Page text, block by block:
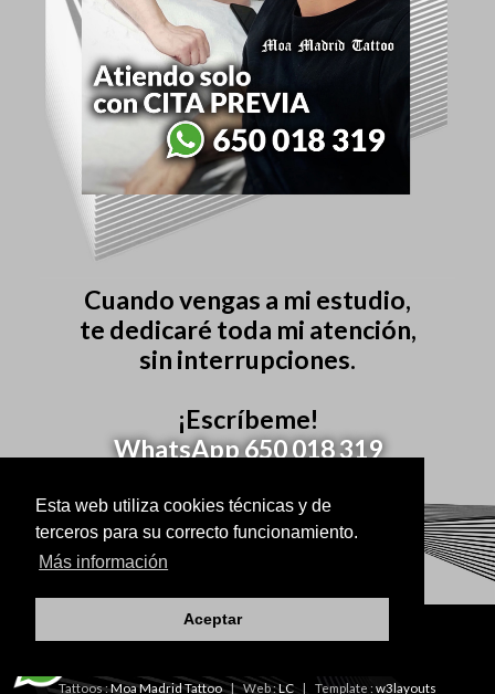
Esta web utiliza cookies técnicas y de
terceros para su correcto funcionamiento.
Más información
Aceptar
Cuando vengas a mi estudio,
te dedicaré toda mi atención,
sin interrupciones.
¡Escríbeme!
WhatsApp 650 018 319
Tattoos :Moa Madrid Tattoo| Web :LC | Template : w3layouts